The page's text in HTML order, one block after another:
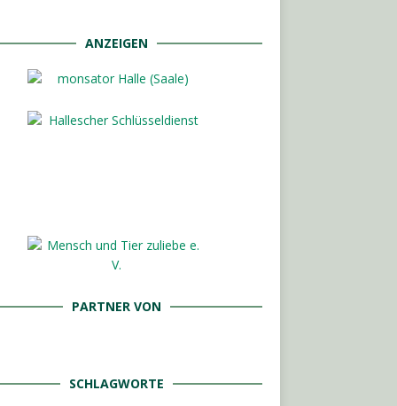
ANZEIGEN
PARTNER VON
SCHLAGWORTE